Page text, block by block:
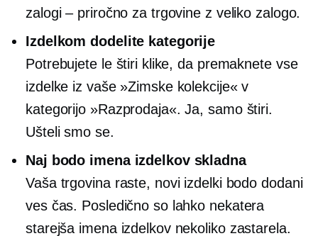
zalogi – priročno za trgovine z veliko zalogo.
Izdelkom dodelite kategorije
Potrebujete le štiri klike, da premaknete vse
izdelke iz vaše »Zimske kolekcije« v
kategorijo »Razprodaja«. Ja, samo štiri.
Ušteli smo se.
Naj bodo imena izdelkov skladna
Vaša trgovina raste, novi izdelki bodo dodani
ves čas. Posledično so lahko nekatera
starejša imena izdelkov nekoliko zastarela.